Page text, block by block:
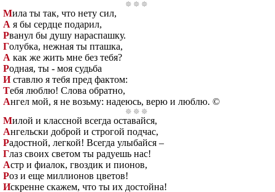
Мила ты так, что нету сил,
А я бы сердце подарил,
Рванул бы душу нараспашку.
Голубка, нежная ты пташка,
А как же жить мне без тебя?
Родная, ты - моя судьба
Иставлю я тебя пред фактом:
Тебя люблю! Слова обратно,
Ангел мой, я не возьму: надеюсь, верю и люблю. ©
Милой и классной всегда оставайся,
Ангельски доброй и строгой подчас,
Радостной, легкой! Всегда улыбайся –
Глаз своих светом ты радуешь нас!
Астр и фиалок, гвоздик и пионов,
Роз и еще миллионов цветов!
Искренне скажем, что ты их достойна!